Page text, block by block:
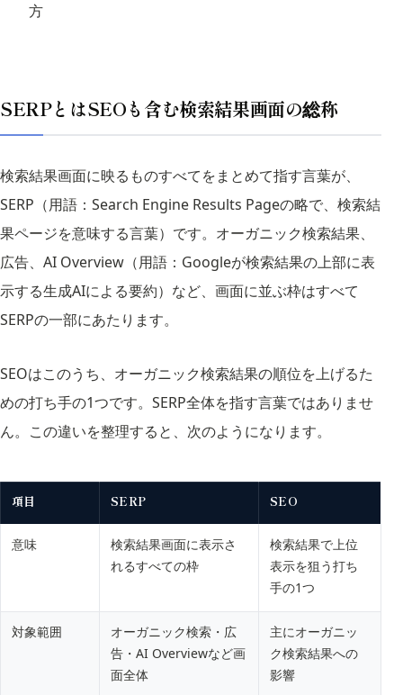
方
SERPとはSEOも含む検索結果画面の総称
検索結果画面に映るものすべてをまとめて指す言葉が、
SERP（用語：Search Engine Results Pageの略で、検索結
果ページを意味する言葉）です。オーガニック検索結果、
広告、AI Overview（用語：Googleが検索結果の上部に表
示する生成AIによる要約）など、画面に並ぶ枠はすべて
SERPの一部にあたります。
SEOはこのうち、オーガニック検索結果の順位を上げるた
めの打ち手の1つです。SERP全体を指す言葉ではありませ
ん。この違いを整理すると、次のようになります。
項目 SERP SEO
意味
検索結果画面に表示さ
れるすべての枠
検索結果で上位
表示を狙う打ち
手の1つ
対象範囲
オーガニック検索・広
告・AI Overviewなど画
面全体
主にオーガニッ
ク検索結果への
影響